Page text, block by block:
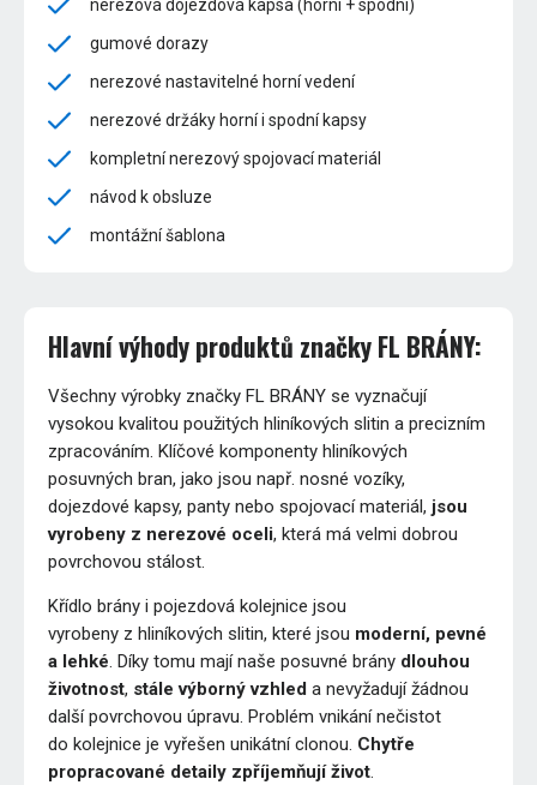
nerezová dojezdová kapsa (horní + spodní)
gumové dorazy
nerezové nastavitelné horní vedení
nerezové držáky horní i spodní kapsy
kompletní nerezový spojovací materiál
návod k obsluze
montážní šablona
Hlavní výhody produktů značky FL BRÁNY:
Všechny výrobky značky FL BRÁNY se vyznačují
vysokou kvalitou použitých hliníkových slitin a precizním
zpracováním. Klíčové komponenty hliníkových
posuvných bran, jako jsou např. nosné vozíky,
dojezdové kapsy, panty nebo spojovací materiál, jsou
vyrobeny z nerezové oceli, která má velmi dobrou
povrchovou stálost.
Křídlo brány i pojezdová kolejnice jsou
vyrobeny z hliníkových slitin, které jsou moderní, pevné
a lehké. Díky tomu mají naše posuvné brány dlouhou
životnost, stále výborný vzhled a nevyžadují žádnou
další povrchovou úpravu. Problém vnikání nečistot
do kolejnice je vyřešen unikátní clonou. Chytře
propracované detaily zpříjemňují život.